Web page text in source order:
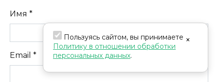
Имя *
Email *
×
Пользуясь сайтом, вы принимаете
Политику в отношении обработки
персональных данных.